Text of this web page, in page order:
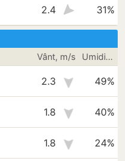
2.4 31%
Vânt, m/s Umiditate
2.3 49%
1.8 40%
1.8 24%